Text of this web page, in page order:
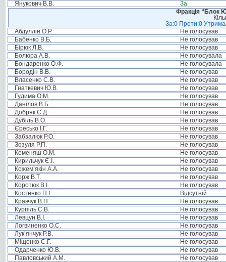
Янукович В.В.
За
Фракція “Блок
За:0 Проти:0
Абдуллін О.Р.
Не голосував
Бабенко В.Б.
Не голосував
Бірюк Л.В.
Не голосував
Болюра А.В.
Не голосувала
Бондаренко О.Ф.
Не голосувала
Бородін В.В.
Не голосував
Власенко С.В.
Не голосував
Гнаткевич Ю.В.
Не голосував
Гудима О.М.
Не голосував
Данілов В.Б.
Не голосував
Добряк Є.Д.
Не голосував
Дубіль В.О.
Не голосував
Єресько І.Г.
Не голосував
Забзалюк Р.О.
Не голосував
Зозуля Р.П.
Не голосував
Кеменяш О.М.
Не голосував
Кирильчук Є.І.
Не голосував
Кожем’якін А.А.
Не голосував
Корж В.Т.
Не голосував
Коротюк В.І.
Не голосував
Костенко П.І.
Відсутній
Кравчук В.П.
Не голосував
Курпіль С.В.
Не голосував
Левцун В.І.
Не голосував
Логвиненко О.С.
Не голосував
Лук’янчук Р.В.
Не голосував
Міщенко С.Г.
Не голосував
Одарченко Ю.В.
Не голосував
Павловський А.М.
Не голосував